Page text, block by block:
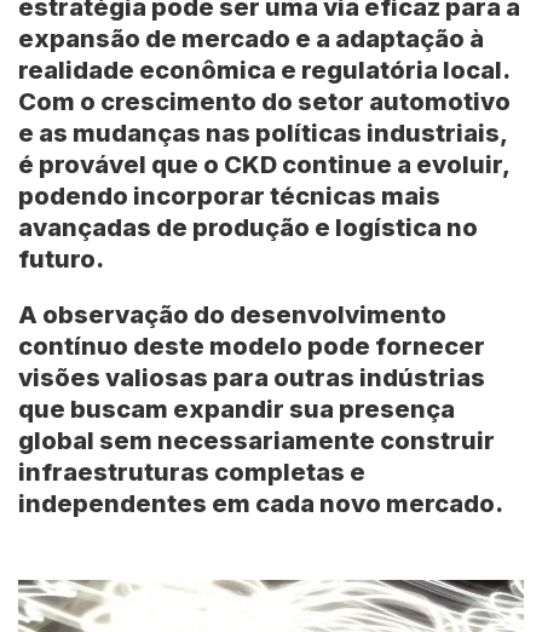
estratégia pode ser uma via eficaz para a
expansão de mercado e a adaptação à
realidade econômica e regulatória local.
Com o crescimento do setor automotivo
e as mudanças nas políticas industriais,
é provável que o CKD continue a evoluir,
podendo incorporar técnicas mais
avançadas de produção e logística no
futuro.
A observação do desenvolvimento
contínuo deste modelo pode fornecer
visões valiosas para outras indústrias
que buscam expandir sua presença
global sem necessariamente construir
infraestruturas completas e
independentes em cada novo mercado.